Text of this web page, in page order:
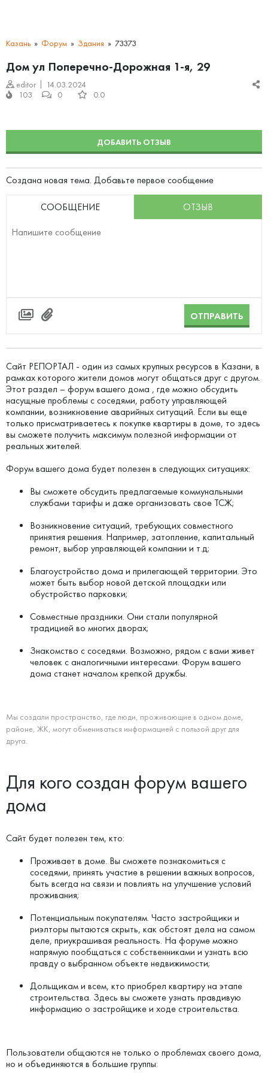
Казань Форум Здания 73373
Дом ул Поперечно-Дорожная 1-я, 29
editor
14.03.2024
103
0 0.0
ДОБАВИТЬ ОТЗЫВ
Создана новая тема. Добавьте первое сообщение
СООБЩЕНИЕ ОТЗЫВ
ОТПРАВИТЬ
Сайт РЕПОРТАЛ - один из самых крупных ресурсов в Казани, в
рамках которого жители домов могут общаться друг с другом.
Этот раздел – форум вашего дома , где можно обсудить
насущные проблемы с соседями, работу управляющей
компании, возникновение аварийных ситуаций. Если вы еще
только присматриваетесь к покупке квартиры в доме, то здесь
вы сможете получить максимум полезной информации от
реальных жителей.
Форум вашего дома будет полезен в следующих ситуациях:
Вы сможете обсудить предлагаемые коммунальными
службами тарифы и даже организовать свое ТСЖ;
Возникновение ситуаций, требующих совместного
принятия решения. Например, затопление, капитальный
ремонт, выбор управляющей компании и т.д;
Благоустройство дома и прилегающей территории. Это
может быть выбор новой детской площадки или
обустройство парковки;
Совместные праздники. Они стали популярной
традицией во многих дворах;
Знакомство с соседями. Возможно, рядом с вами живет
человек с аналогичными интересами. Форум вашего
дома станет началом крепкой дружбы.
Мы создали пространство, где люди, проживающие в одном доме,
районе, ЖК, могут обмениваться информацией с пользой друг для
друга.
Для кого создан форум вашего
дома
Сайт будет полезен тем, кто:
Проживает в доме. Вы сможете познакомиться с
соседями, принять участие в решении важных вопросов,
быть всегда на связи и повлиять на улучшение условий
проживания;
Потенциальным покупателям. Часто застройщики и
риэлторы пытаются скрыть, как обстоят дела на самом
деле, приукрашивая реальность. На форуме можно
напрямую пообщаться с собственниками и узнать всю
правду о выбранном объекте недвижимости;
Дольщикам и всем, кто приобрел квартиру на этапе
строительства. Здесь вы сможете узнать правдивую
информацию о застройщике и ходе строительства.
Пользователи общаются не только о проблемах своего дома,
но и объединяются в большие группы: